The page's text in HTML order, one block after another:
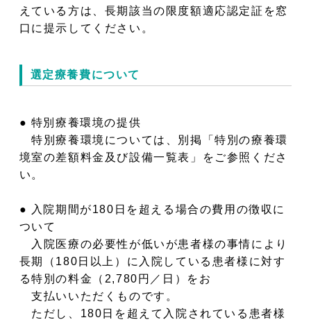
えている方は、長期該当の限度額適応認定証を窓
口に提示してください。
選定療養費について
● 特別療養環境の提供
特別療養環境については、別掲「特別の療養環
境室の差額料金及び設備一覧表」をご参照くださ
い。
● 入院期間が180日を超える場合の費用の徴収に
ついて
入院医療の必要性が低いが患者様の事情により
長期（180日以上）に入院している患者様に対す
る特別の料金（2,780円／日）をお
支払いいただくものです。
ただし、180日を超えて入院されている患者様